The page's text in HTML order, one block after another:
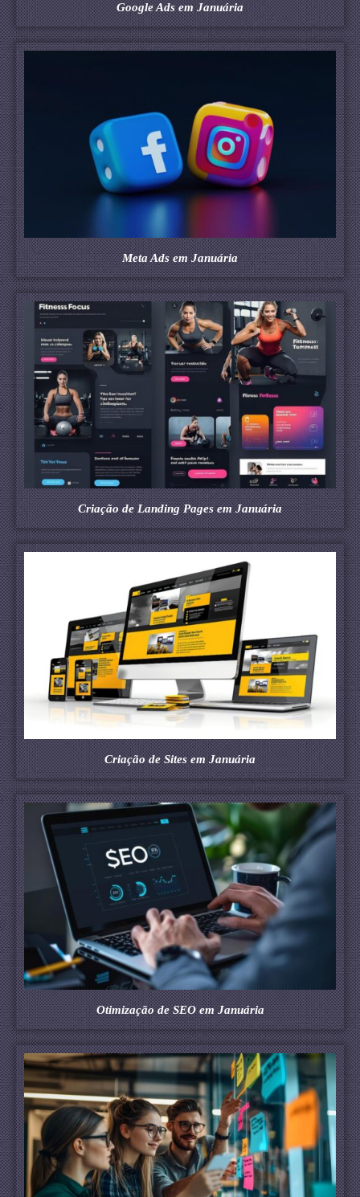
Google Ads em Januária
Meta Ads em Januária
Criação de Landing Pages em Januária
Criação de Sites em Januária
Otimização de SEO em Januária